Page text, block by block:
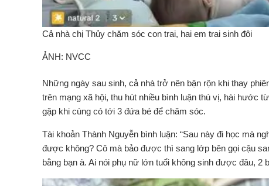
Cả nhà chị Thủy chăm sóc con trai, hai em trai sinh đôi
ẢNH: NVCC
Những ngày sau sinh, cả nhà trở nên bận rộn khi thay
trên mạng xã hội, thu hút nhiều bình luận thú vị, hài hước
gặp khi cùng có tới 3 đứa bé để chăm sóc.
Tài khoản Thành Nguyễn bình luận: “Sau này đi học mà
được không? Cô mà bảo được thì sang lớp bên gọi cậu
bằng bạn à. Ai nói phụ nữ lớn tuổi không sinh được đâu, 2